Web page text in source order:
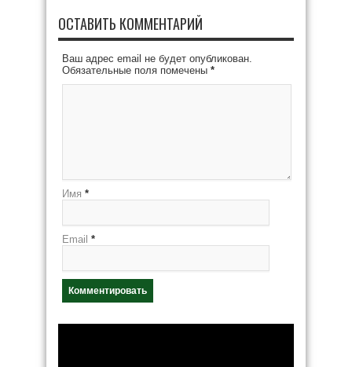
ОСТАВИТЬ КОММЕНТАРИЙ
Ваш адрес email не будет опубликован.
Обязательные поля помечены *
Имя *
Email *